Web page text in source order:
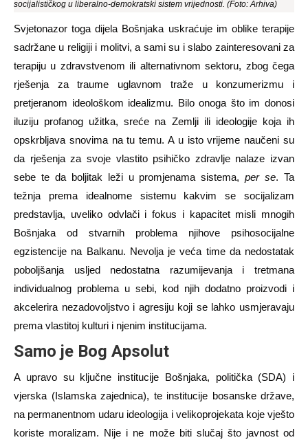
socijalističkog u liberalno-demokratski sistem vrijednosti. (Foto: Arhiva)
Svjetonazor toga dijela Bošnjaka uskraćuje im oblike terapije
sadržane u religiji i molitvi, a sami su i slabo zainteresovani za
terapiju u zdravstvenom ili alternativnom sektoru, zbog čega
rješenja za traume uglavnom traže u konzumerizmu i
pretjeranom ideološkom idealizmu. Bilo onoga što im donosi
iluziju profanog užitka, sreće na Zemljiili ideologije koja ih
opskrbljava snovima na tu temu. A u isto vrijeme naučeni su
da rješenja za svoje vlastito psihičko zdravlje nalaze izvan
sebe te da boljitak leži u promjenama sistema,per se. Ta
težnja prema idealnome sistemu kakvim se socijalizam
predstavlja, uveliko odvlači i fokus i kapacitet misli mnogih
Bošnjaka od stvarnih problema njihove psihosocijalne
egzistencije na Balkanu. Nevolja je veća time da nedostatak
poboljšanja usljed nedostatna razumijevanja i tretmana
individualnog problema u sebi, kod njih dodatno proizvodi i
akcelerira nezadovoljstvo i agresiju koji se lahko usmjeravaju
prema vlastitoj kulturi i njenim institucijama.
Samo je Bog Apsolut
A upravo su ključne institucije Bošnjaka, politička (SDA) i
vjerska (Islamska zajednica), te institucije bosanske države,
na permanentnom udaru ideologija i velikoprojekata koje vješto
koriste moralizam. Nije i ne može biti slučaj što javnost od